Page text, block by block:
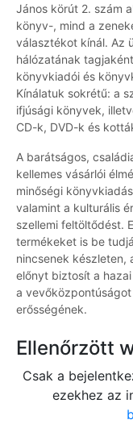
János körút 2. szám
könyv-, mind a
választékot kínál. Az
hálózatának
könyvkiadói és
Kínálatuk sokrétű: a
ifjúsági könyvek,
CD-k, DVD-k és
A barátságos,
kellemes vásárlói
minőségi
valamint a kulturális
szellemi feltöltődést.
termékeket is be
nincsenek készleten,
előnyt biztosít a
a
erősségének.
Ellenőrzött
Csak a
ezekhez az